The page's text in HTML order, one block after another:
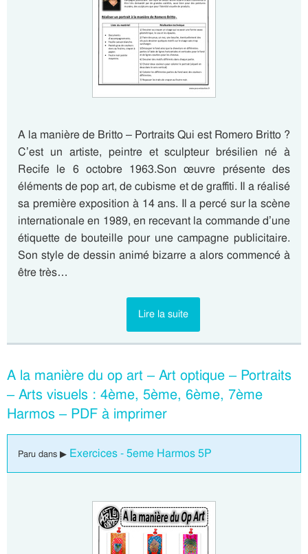
A la manière de Britto – Portraits Qui est Romero Britto ?
C’est un artiste, peintre et sculpteur brésilien né à
Recife le 6 octobre 1963.Son œuvre présente des
éléments de pop art, de cubisme et de graffiti. Il a réalisé
sa première exposition à 14 ans. Il a percé sur la scène
internationale en 1989, en recevant la commande d’une
étiquette de bouteille pour une campagne publicitaire.
Son style de dessin animé bizarre a alors commencé à
être très…
Lire la suite
A la manière du op art – Art optique – Portraits
– Arts visuels : 4ème, 5ème, 6ème, 7ème
Harmos – PDF à imprimer
Paru dans ▶ Exercices - 5eme Harmos 5P